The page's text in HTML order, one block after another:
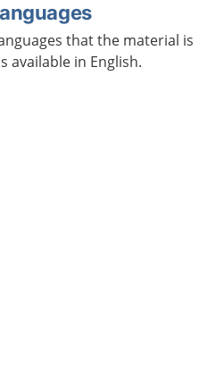
that the material is
available in English.